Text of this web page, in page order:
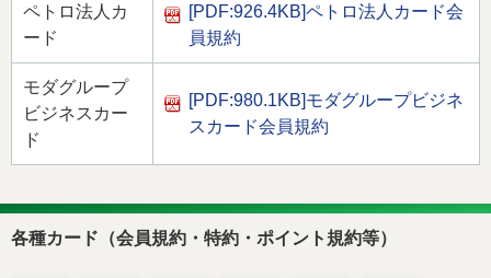
ペトロ法人カ
ード
[PDF:926.4KB]ペトロ法人カード会
員規約
モダグループ
ビジネスカー
ド
[PDF:980.1KB]モダグループビジネ
スカード会員規約
各種カード（会員規約・特約・ポイント規約等）